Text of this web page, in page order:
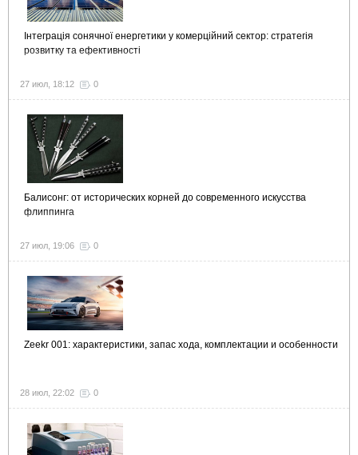
Інтеграція сонячної енергетики у комерційний сектор: стратегія
розвитку та ефективності
27 июл, 18:12 0
Балисонг: от исторических корней до современного искусства
флиппинга
27 июл, 19:06 0
Zeekr 001: характеристики, запас хода, комплектации и особенности
28 июл, 22:02 0